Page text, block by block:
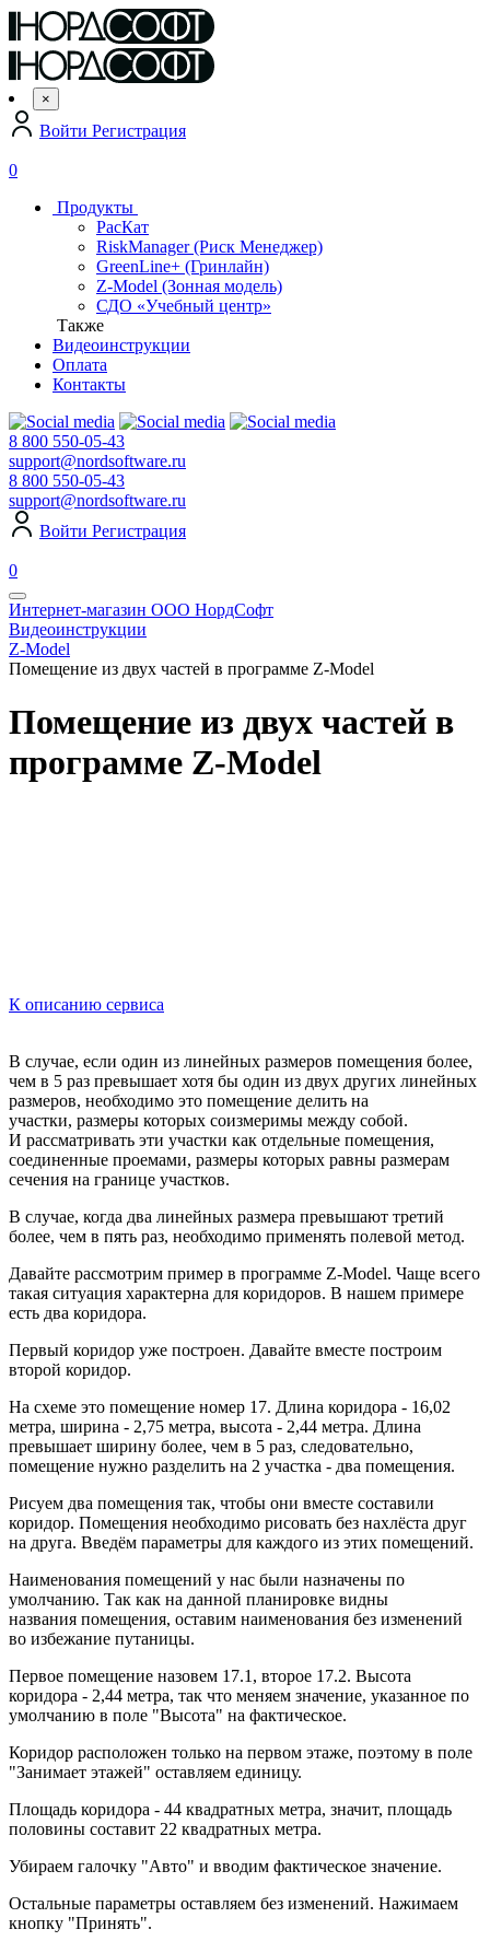
×
Войти Регистрация
0
Продукты
РасКат
RiskManager (Риск Менеджер)
GreenLine+ (Гринлайн)
Z-Model (Зонная модель)
СДО «Учебный центр»
Также
Видеоинструкции
Оплата
Контакты
8 800 550-05-43
support@nordsoftware.ru
8 800 550-05-43
support@nordsoftware.ru
Войти Регистрация
0
Интернет-магазин ООО НордСофт
Видеоинструкции
Z-Model
Помещение из двух частей в программе Z-Model
Помещение из двух частей в
программе Z-Model
К описанию сервиса
В случае, если один из линейных размеров помещения более,
чем в 5 раз превышает хотя бы один из двух других линейных
размеров, необходимо это помещение делить на
участки, размеры которых соизмеримы между собой.
И рассматривать эти участки как отдельные помещения,
соединенные проемами, размеры которых равны размерам
сечения на границе участков.
В случае, когда два линейных размера превышают третий
более, чем в пять раз, необходимо применять полевой метод.
Давайте рассмотрим пример в программе Z-Model. Чаще всего
такая ситуация характерна для коридоров. В нашем примере
есть два коридора.
Первый коридор уже построен. Давайте вместе построим
второй коридор.
На схеме это помещение номер 17. Длина коридора - 16,02
метра, ширина - 2,75 метра, высота - 2,44 метра. Длина
превышает ширину более, чем в 5 раз, следовательно,
помещение нужно разделить на 2 участка - два помещения.
Рисуем два помещения так, чтобы они вместе составили
коридор. Помещения необходимо рисовать без нахлёста друг
на друга. Введём параметры для каждого из этих помещений.
Наименования помещений у нас были назначены по
умолчанию. Так как на данной планировке видны
названия помещения, оставим наименования без изменений
во избежание путаницы.
Первое помещение назовем 17.1, второе 17.2. Высота
коридора - 2,44 метра, так что меняем значение, указанное по
умолчанию в поле "Высота" на фактическое.
Коридор расположен только на первом этаже, поэтому в поле
"Занимает этажей" оставляем единицу.
Площадь коридора - 44 квадратных метра, значит, площадь
половины составит 22 квадратных метра.
Убираем галочку "Авто" и вводим фактическое значение.
Остальные параметры оставляем без изменений. Нажимаем
кнопку "Принять".